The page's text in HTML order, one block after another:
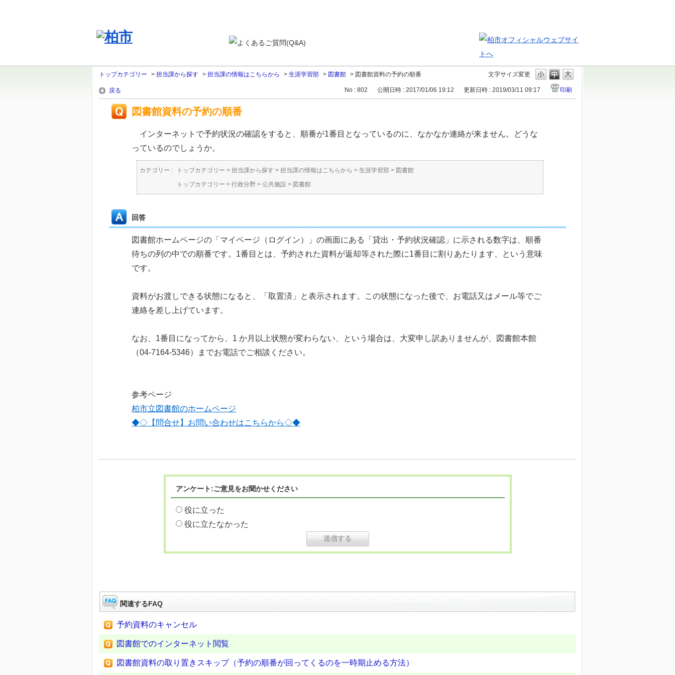
文字サイズ変更
トップカテゴリー > 担当課から探す > 担当課の情報はこちらから > 生涯学習部 > 図書館 > 図書館資料の予約の順番
戻る No : 802 公開日時 : 2017/01/06 19:12 更新日時 : 2019/03/11 09:17 印刷
図書館資料の予約の順番
インターネットで予約状況の確認をすると、順番が1番目となっているのに、なかなか連絡が来ません。どうな
っているのでしょうか。
カテゴリー : トップカテゴリー > 担当課から探す > 担当課の情報はこちらから > 生涯学習部 > 図書館
トップカテゴリー > 行政分野 > 公共施設 > 図書館
回答
図書館ホームページの「マイページ（ログイン）」の画面にある「貸出・予約状況確認」に示される数字は、順番
待ちの列の中での順番です。1番目とは、予約された資料が返却等された際に1番目に割りあたります、という意味
です。
資料がお渡しできる状態になると、「取置済」と表示されます。この状態になった後で、お電話又はメール等でご
連絡を差し上げています。
なお、1番目になってから、1 か月以上状態が変わらない、という場合は、大変申し訳ありませんが、図書館本館
（04-7164-5346）までお電話でご相談ください。
参考ページ
柏市立図書館のホームページ
◆◇【問合せ】お問い合わせはこちらから◇◆
アンケート:ご意見をお聞かせください
役に立った
役に立たなかった
関連するFAQ
予約資料のキャンセル
図書館でのインターネット閲覧
図書館資料の取り置きスキップ（予約の順番が回ってくるのを一時期止める方法）